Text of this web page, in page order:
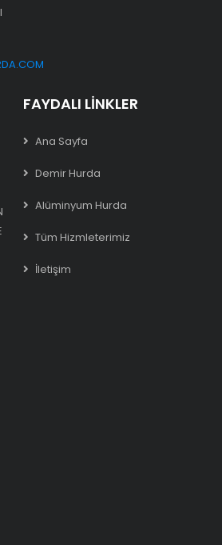
FAYDALI LINKLER
Ana Sayfa
Demir Hurda
Alüminyum Hurda
Tüm Hizmleterimiz
İletişim